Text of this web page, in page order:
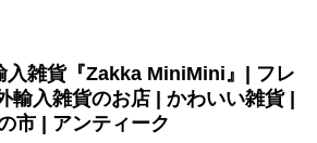
入雑貨『Zakka MiniMini』| フレ
輸入雑貨のお店 | かわいい雑貨 |
市 | アンティーク